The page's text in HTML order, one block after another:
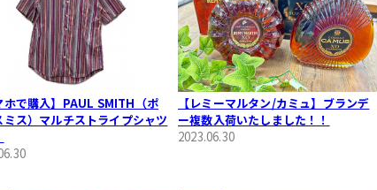
ホで購入】PAUL SMITH（ポ
ミス）マルチストライプシャツ
【レミーマルタン/カミュ】ブランデ
ー複数入荷いたしました！！
2023.06.30